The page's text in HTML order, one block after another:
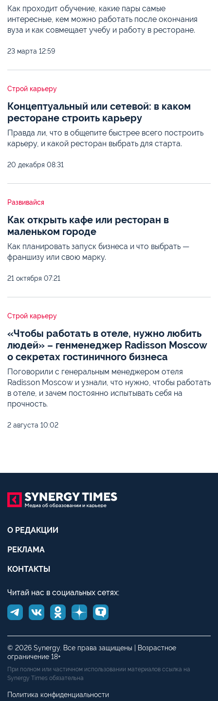
Как проходит обучение, какие пары самые
интересные, кем можно работать после окончания
вуза и как совмещает учебу и работу в ресторане.
23 марта 12:59
Строй карьеру
Концептуальный или сетевой: в каком
ресторане строить карьеру
Правда ли, что в общепите быстрее всего построить
карьеру, и какой ресторан выбрать для старта.
20 декабря 08:31
Развивайся
Как открыть кафе или ресторан в
маленьком городе
Как планировать запуск бизнеса и что выбрать —
франшизу или свою марку.
21 октября 07:21
Строй карьеру
«Чтобы работать в отеле, нужно любить
людей» – генменеджер Radisson Moscow
о секретах гостиничного бизнеса
Поговорили с генеральным менеджером отеля
Radisson Moscow и узнали, что нужно, чтобы работать
в отеле, и зачем постоянно испытывать себя на
прочность.
2 августа 10:02
О РЕДАКЦИИ
РЕКЛАМА
КОНТАКТЫ
Читай нас в социальных сетях:
© 2026 Synergy. Все права защищены | Возрастное
ограничение 18+
При полном или частичном использовании материалов ссылка на
Synergy Times обязательна
Политика конфиденциальности